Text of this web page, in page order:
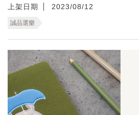
上架日期 2023/08/12
誠品選樂